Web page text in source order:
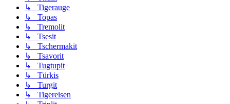
↳ Tigerauge
↳ Topas
↳ Tremolit
↳ Tsesit
↳ Tschermakit
↳ Tsavorit
↳ Tugtupit
↳ Türkis
↳ Turgit
↳ Tigereisen